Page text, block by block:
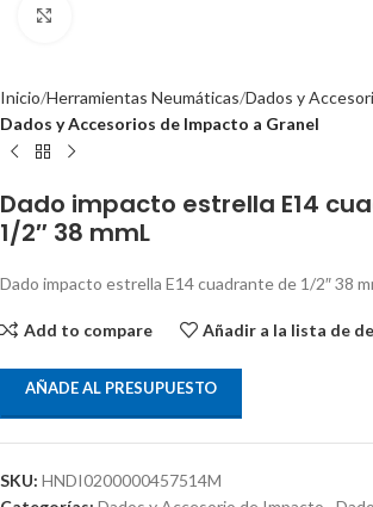
Inicio Herramientas Neumáticas Dados y
Dados y Accesorios de Impacto a Granel
Dado impacto estrella E14
1/2″ 38 mmL
Dado impacto estrella E14 cuadrante de 1/2″ 38
Add to compare Añadir a la lista de
AÑADE AL PRESUPUESTO
SKU: HNDI0200000457514M